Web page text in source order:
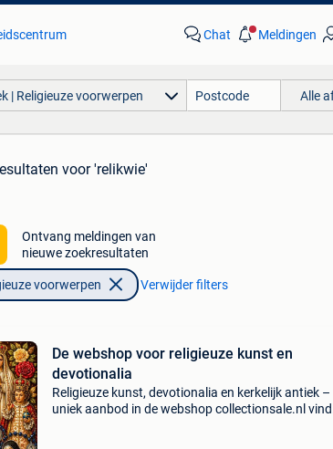
Chat Meldingen
| Religieuze voorwerpen Alle
voor 'relikwie'
Ontvang meldingen van
nieuwe zoekresultaten
voorwerpen Verwijder filters
De webshop voor religieuze kunst en
devotionalia
Religieuze kunst, devotionalia en kerkelijk antiek –
uniek aanbod in de webshop collectionsale.nl vind